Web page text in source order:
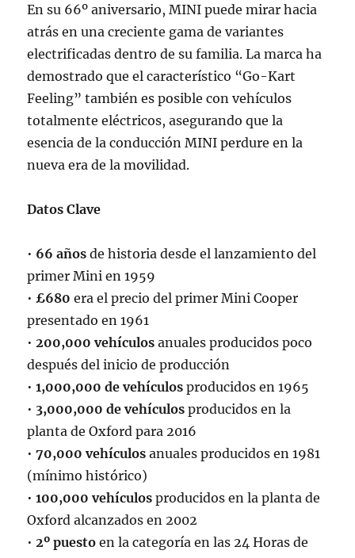
En su 66º aniversario, MINI puede mirar hacia
atrás en una creciente gama de variantes
electrificadas dentro de su familia. La marca ha
demostrado que el característico “Go-Kart
Feeling” también es posible con vehículos
totalmente eléctricos, asegurando que la
esencia de la conducción MINI perdure en la
nueva era de la movilidad.
Datos Clave
• 66 años de historia desde el lanzamiento del
primer Mini en 1959
• £680 era el precio del primer Mini Cooper
presentado en 1961
• 200,000 vehículos anuales producidos poco
después del inicio de producción
•1,000,000 de vehículos producidos en 1965
• 3,000,000 de vehículos producidos en la
planta de Oxford para 2016
•70,000 vehículos anuales producidos en 1981
(mínimo histórico)
•100,000 vehículos producidos en la planta de
Oxford alcanzados en 2002
• 2º puesto en la categoría en las 24 Horas de